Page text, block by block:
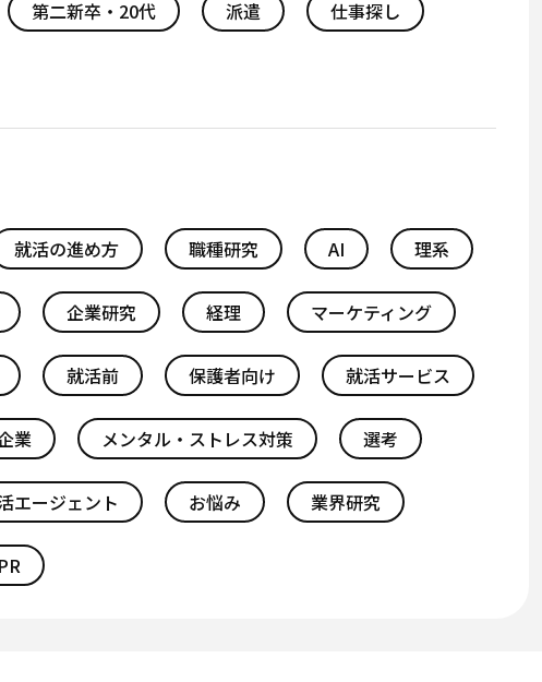
第二新卒・20代 派遣 仕事探し
就活の進め方 職種研究 AI 理系
企業研究 経理 マーケティング
就活前 保護者向け 就活サービス
業 メンタル・ストレス対策 選考
エージェント お悩み 業界研究